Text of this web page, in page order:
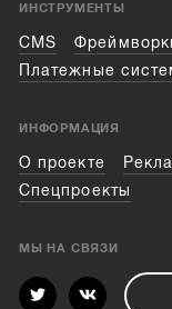
ИНСТРУМЕНТЫ
CMS
Платежные
ИНФОРМАЦИЯ
О проекте
Спецпроекты
МЫ НА СВЯЗИ